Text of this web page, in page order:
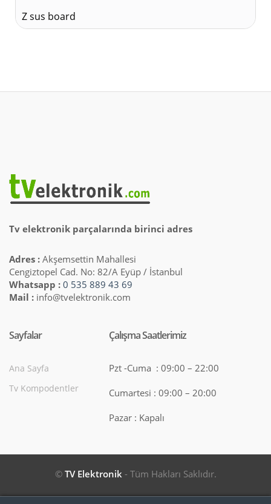
Z sus board
Tv elektronik parçalarında birinci adres
Adres : Akşemsettin Mahallesi
Cengiztopel Cad. No: 82/A Eyüp / İstanbul
Whatsapp : 0 535 889 43 69
Mail : info@tvelektronik.com
Sayfalar
Ana Sayfa
Tv Kompodentler
Çalışma Saatlerimiz
Pzt -Cuma : 09:00 – 22:00
Cumartesi : 09:00 – 20:00
Pazar : Kapalı
© TV Elektronik- Tüm Hakları Saklıdır.